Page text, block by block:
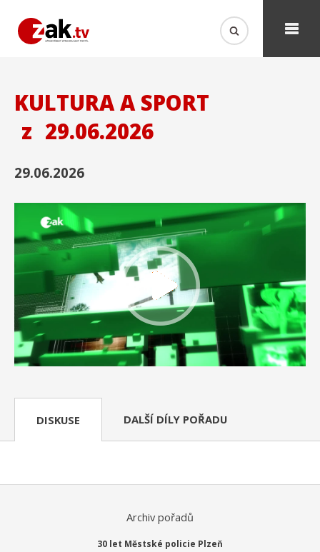
KULTURA A SPORT
z 29.06.2026
29.06.2026
DISKUSE DALŠÍ DÍLY POŘADU
Archiv pořadů
30 let Městské policie Plzeň